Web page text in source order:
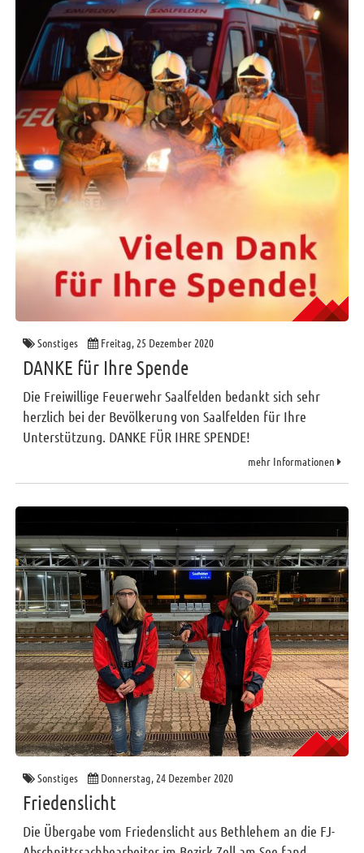
Sonstiges Freitag, 25 Dezember 2020
DANKE für Ihre Spende
Die Freiwillige Feuerwehr Saalfelden bedankt sich sehr
herzlich bei der Bevölkerung von Saalfelden für Ihre
Unterstützung. DANKE FÜR IHRE SPENDE!
mehr Informationen
Sonstiges Donnerstag, 24 Dezember 2020
Friedenslicht
Die Übergabe vom Friedenslicht aus Bethlehem an die FJ-